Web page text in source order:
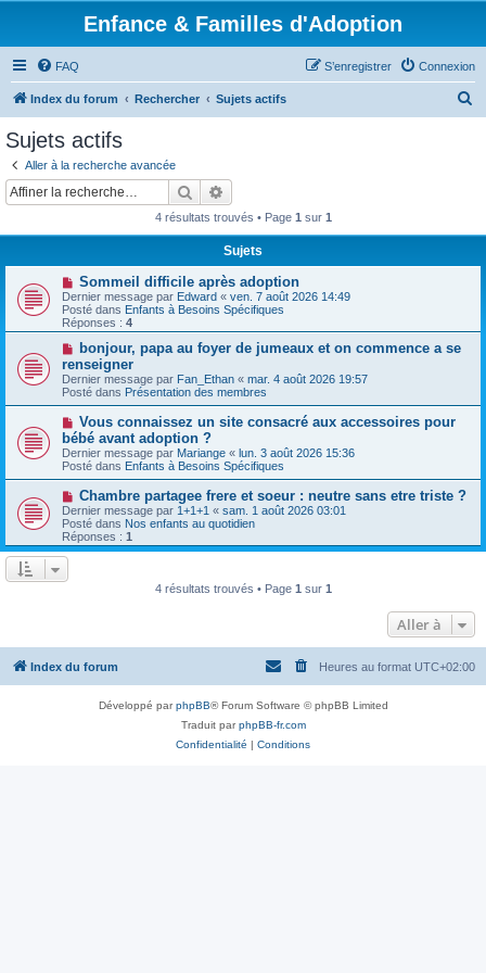
Enfance & Familles d'Adoption
FAQ Connexion
S’enregistrer
Index du forum Rechercher Sujets actifs
r
Sujets actifs
Aller à la recherche avancée
Rechercher
4 résultats trouvés • Page 1 sur 1
Sujets
N
o
u
v
e
a
u
m
e
s
s
a
g
e
Sommeil difficile après adoption
Dernier message par Edward « ven. 7 août 2026 14:49
Posté dans Enfants à Besoins Spécifiques
Réponses : 4
N
u
v
e
a
u
m
e
s
a
g
e
bonjour, papa au foyer de jumeaux et on commence a se
renseigner
Dernier message par Fan_Ethan « mar. 4 août 2026 19:57
Posté dans Présentation des membres
N
o
u
v
e
a
u
m
e
s
s
Vous connaissez un site consacré aux accessoires pour
bébé avant adoption ?
Dernier message par Mariange « lun. 3 août 2026 15:36
Posté dans Enfants à Besoins Spécifiques
N
o
u
v
e
g
e
Chambre partagee frere et soeur : neutre sans etre triste ?
Dernier message par 1+1+1 « sam. 1 août 2026 03:01
Posté dans Nos enfants au quotidien
Réponses : 1
4 résultats trouvés • Page 1 sur 1
Aller à
Index du forum Heures au format UTC+02:00
Développé parphpBB® Forum Software © phpBB Limited
Traduit parphpBB-fr.com
Confidentialité | Conditions